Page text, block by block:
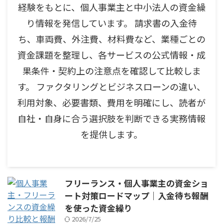
経験をもとに、個人事業主と中小法人の資金繰
り情報を発信しています。 請求書の入金待
ち、車両費、外注費、材料費など、業種ごとの
資金課題を整理し、各サービスの公式情報・成
果条件・契約上の注意点を確認して比較しま
す。 ファクタリングとビジネスローンの違い、
利用対象、必要書類、費用を明確にし、読者が
自社・自身に合う選択肢を判断できる実務情報
を提供します。
フリーランス・個人事業主の資金ショ
ート対策ロードマップ｜入金待ち報酬
を使った資金繰り
2026/7/25